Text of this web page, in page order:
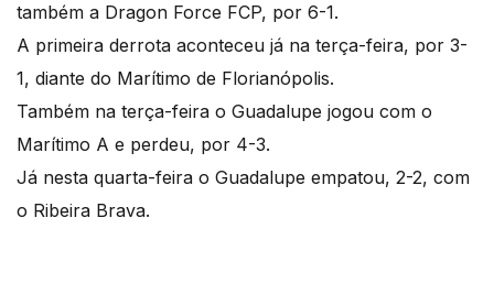
também a Dragon Force FCP, por 6-1.
A primeira derrota aconteceu já na terça-feira, por 3-
1, diante do Marítimo de Florianópolis.
Também na terça-feira o Guadalupe jogou com o
Marítimo A e perdeu, por 4-3.
Já nesta quarta-feira o Guadalupe empatou, 2-2, com
o Ribeira Brava.